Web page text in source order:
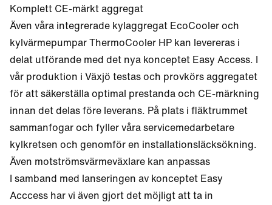
Komplett CE-märkt aggregat
Även våra integrerade kylaggregat EcoCooler och
kylvärmepumpar ThermoCooler HP kan levereras i
delat utförande med det nya konceptet Easy Access. I
vår produktion i Växjö testas och provkörs aggregatet
för att säkerställa optimal prestanda och CE-märkning
innan det delas före leverans. På plats i fläktrummet
sammanfogar och fyller våra servicemedarbetare
kylkretsen och genomför en installationsläcksökning.
Även motströmsvärmeväxlare kan anpassas
I samband med lanseringen av konceptet Easy
Acccess har vi även gjort det möjligt att ta in